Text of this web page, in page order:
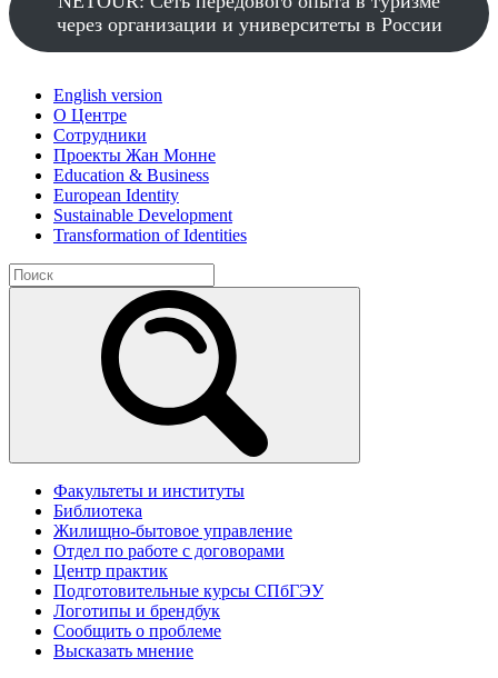
через организации и университеты в России
English version
О Центре
Сотрудники
Проекты Жан Монне
Education & Business
European Identity
Sustainable Development
Transformation of Identities
Факультеты и институты
Библиотека
Жилищно-бытовое управление
Отдел по работе с договорами
Центр практик
Подготовительные курсы СПбГЭУ
Логотипы и брендбук
Сообщить о проблеме
Высказать мнение